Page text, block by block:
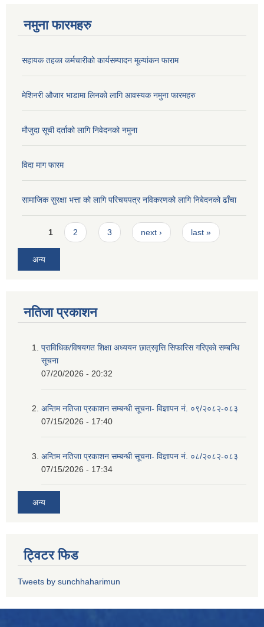
नमुना फारमहरु
सहायक तहका कर्मचारीको कार्यसम्पादन मूल्यांकन फाराम
मेशिनरी औजार भाडामा लिनको लागि आवस्यक नमुना फारमहरु
मौजुदा सूची दर्ताको लागि निवेदनको नमुना
विदा माग फारम
सामाजिक सुरक्षा भत्ता को लागि परिचयपत्र नविकरणको लागि निबेदनको ढाँचा
Pages
1 2 3 next › last »
अन्य
नतिजा प्रकाशन
प्राविधिक/विषयगत शिक्षा अध्ययन छात्रवृत्ति सिफारिस गरिएकाे सम्बन्धि
सूचना
07/20/2026 - 20:32
अन्तिम नतिजा प्रकाशन सम्बन्धी सूचना- विज्ञापन नं. ०९/२०८२-०८३
07/15/2026 - 17:40
अन्तिम नतिजा प्रकाशन सम्बन्धी सूचना- विज्ञापन नं. ०८/२०८२-०८३
07/15/2026 - 17:34
अन्य
ट्विटर फिड
Tweets by sunchhaharimun